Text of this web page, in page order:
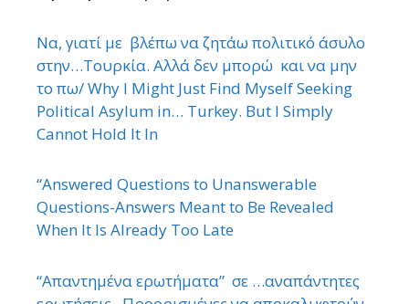
Να, γιατί με βλέπω να ζητάω πολιτικό άσυλο
στην…Τουρκία. Αλλά δεν μπορώ και να μην
το πω/ Why I Might Just Find Myself Seeking
Political Asylum in… Turkey. But I Simply
Cannot Hold It In
“Answered Questions to Unanswerable
Questions-Answers Meant to Be Revealed
When It Is Already Too Late
“Απαντημένα ερωτήματα” σε …αναπάντητες